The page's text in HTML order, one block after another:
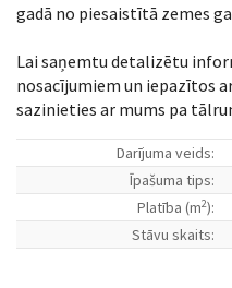
gadā no piesaistītā zemes
Lai saņemtu detalizētu
nosacījumiem un iepazītos
sazinieties ar mums pa
Darījuma veids:
Īpašuma tips:
Platība (m2):
Stāvu skaits: